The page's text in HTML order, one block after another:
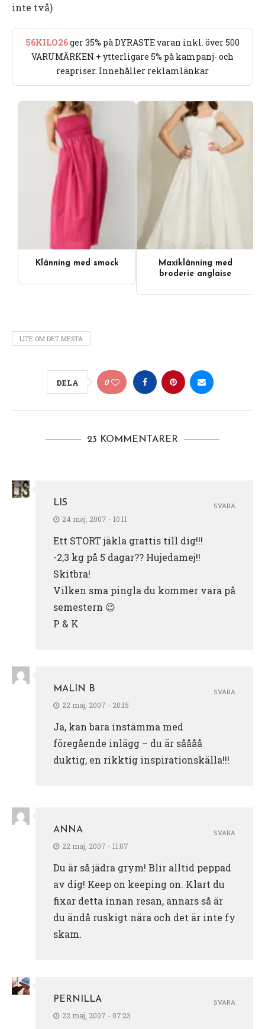
inte två)
56KILO26ger 35% på DYRASTE varan inkl. över 500
VARUMÄRKEN + ytterligare 5% på kampanj- och
reapriser. Innehåller reklamlänkar
Videoinnehåll
Klänning med smock
Maxiklänning med
broderie anglaise
LITE OM DET MESTA
DELA 0
23 KOMMENTARER
LIS
24 maj, 2007 - 10:11
Ett STORT jäkla grattis till dig!!!
-2,3 kg på 5 dagar?? Hujedamej!!
Skitbra!
Vilken sma pingla du kommer vara på
semestern 😉
P & K
SVARA
MALIN B
22 maj, 2007 - 20:15
Ja, kan bara instämma med
föregående inlägg – du är såååå
duktig, en rikktig inspirationskälla!!!
SVARA
ANNA
22 maj, 2007 - 11:07
Du är så jädra grym! Blir alltid peppad
av dig! Keep on keeping on. Klart du
fixar detta innan resan, annars så är
du ändå ruskigt nära och det är inte fy
skam.
SVARA
PERNILLA
22 maj, 2007 - 07:23
SVARA